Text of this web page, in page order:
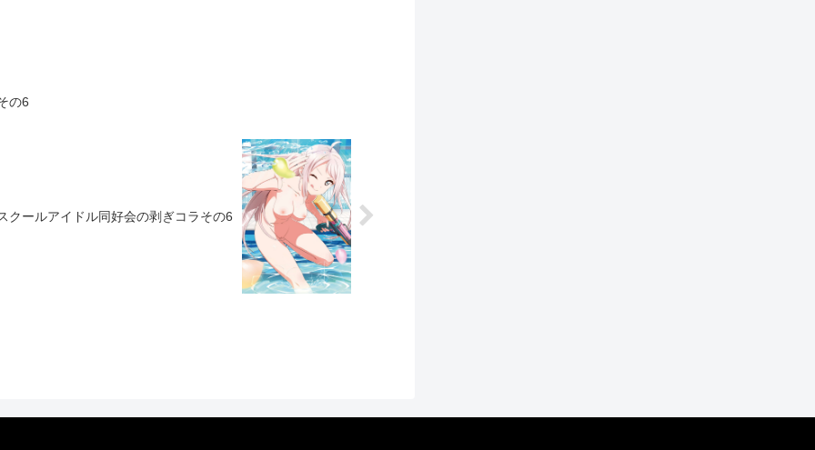
の6
クールアイドル同好会の剥ぎコラその6